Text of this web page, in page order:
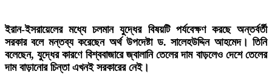
ইরান-ইসরায়েলের মধ্যে চলমান যুদ্ধের বিষয়টি পর্যবেক্ষণ করছে অন্তর্বর্তী
সরকার বলে মন্তব্য করেছেন অর্থ উপদেষ্টা ড. সালেহউদ্দিন আহমেদ। তিনি
বলেছেন, যুদ্ধের কারণে বিশ্ববাজারে জ্বালানি তেলের দাম বাড়লেও দেশে তেলের
দাম বাড়ানোর চিন্তা এখনই সরকারের নেই।